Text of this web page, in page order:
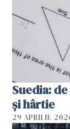
Suedia:
și hârtie
29 APRILIE